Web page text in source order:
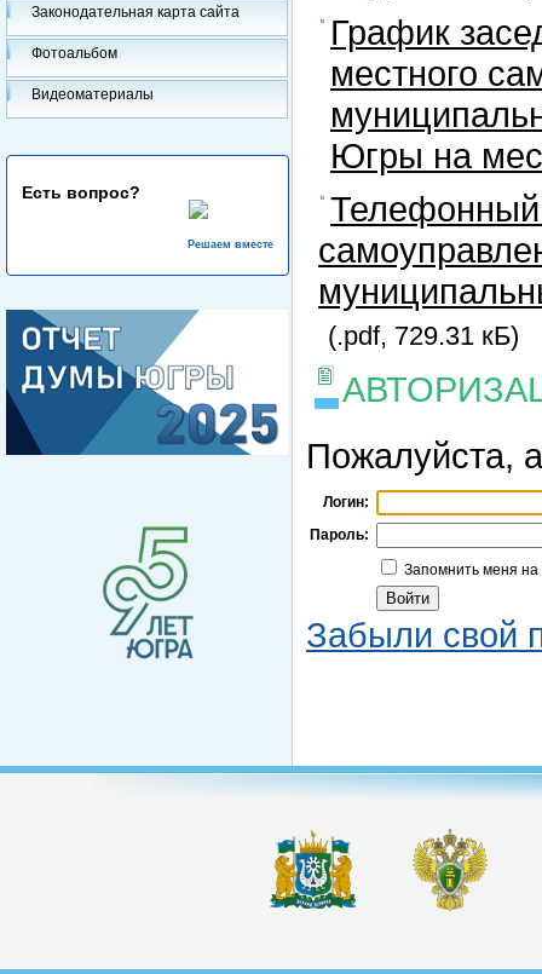
Законодательная карта сайта
Фотоальбом
Видеоматериалы
Есть вопрос?
Решаем вместе
График
местного
Югры на
Телефонный
(.pdf, 729.31 кБ)
Пожалуйста,
Логин:
Пароль:
Запомнить меня
Забыли свой